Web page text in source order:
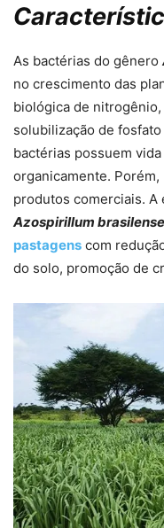
As bactérias do gênero
no crescimento das
biológica de
solubilização de
bactérias possuem
organicamente.
produtos comerciais. A
Azospirillum brasilense
pastagens com
do solo, promoção de